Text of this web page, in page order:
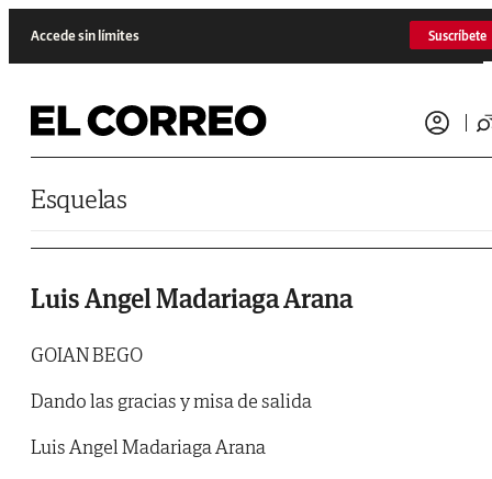
Accede sin límites Suscríbete
Esquelas
Luis Angel Madariaga Arana
GOIAN BEGO
Dando las gracias y misa de salida
Luis Angel Madariaga Arana